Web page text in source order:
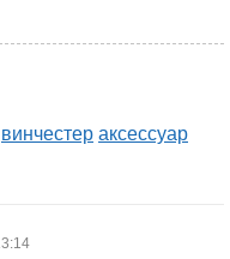
винчестер аксессуар